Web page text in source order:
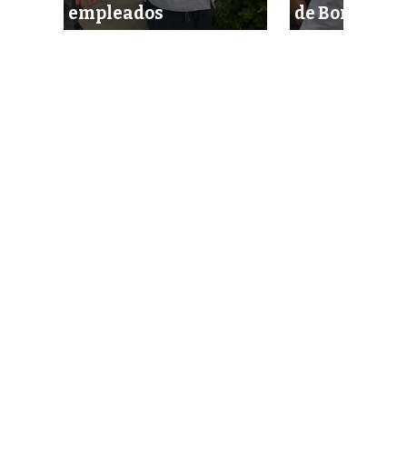
empleados
de Bonilla